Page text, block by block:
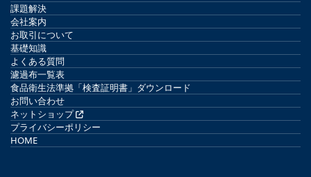
課題解決
会社案内
お取引について
基礎知識
よくある質問
濾過布一覧表
食品衛生法準拠「検査証明書」ダウンロード
お問い合わせ
ネットショップ
プライバシーポリシー
HOME